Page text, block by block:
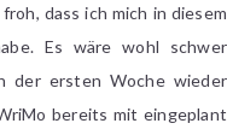
dass ich mich in diesem
Es wäre wohl schwer
der ersten Woche wieder
bereits mit eingeplant